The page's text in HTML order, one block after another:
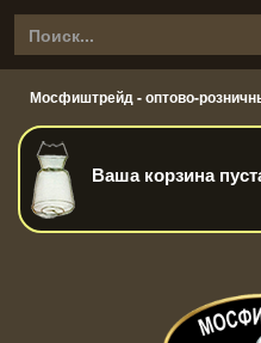
Мосфиштрейд - оптово-
Ваша корзина